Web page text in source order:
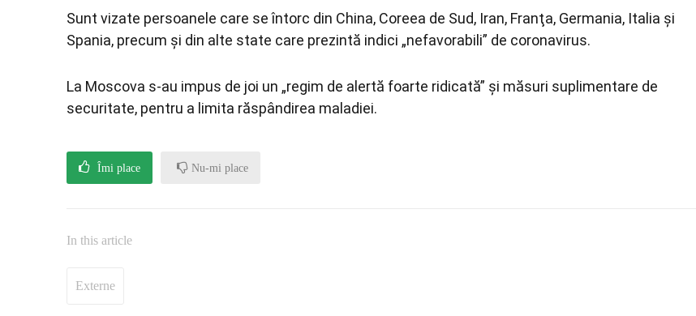
Sunt vizate persoanele care se întorc din China, Coreea de Sud, Iran, Franţa, Germania, Italia şi
Spania, precum şi din alte state care prezintă indici „nefavorabili” de coronavirus.
La Moscova s-au impus de joi un „regim de alertă foarte ridicată” şi măsuri suplimentare de
securitate, pentru a limita răspândirea maladiei.
Îmi place Nu-mi place
In this article
Externe